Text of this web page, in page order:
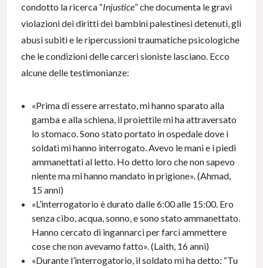
condotto la ricerca “Injustice” che documenta le gravi
violazioni dei diritti dei bambini palestinesi detenuti, gli
abusi subiti e le ripercussioni traumatiche psicologiche
che le condizioni delle carceri sioniste lasciano. Ecco
alcune delle testimonianze:
«Prima di essere arrestato, mi hanno sparato alla
gamba e alla schiena, il proiettile mi ha attraversato
lo stomaco. Sono stato portato in ospedale dove i
soldati mi hanno interrogato. Avevo le mani e i piedi
ammanettati al letto. Ho detto loro che non sapevo
niente ma mi hanno mandato in prigione». (Ahmad,
15 anni)
«L’interrogatorio è durato dalle 6:00 alle 15:00. Ero
senza cibo, acqua, sonno, e sono stato ammanettato.
Hanno cercato di ingannarci per farci ammettere
cose che non avevamo fatto». (Laith, 16 anni)
«Durante l’interrogatorio, il soldato mi ha detto: “Tu